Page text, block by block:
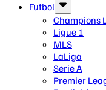
Futbol
Champions
Ligue 1
MLS
LaLiga
Serie A
Premier